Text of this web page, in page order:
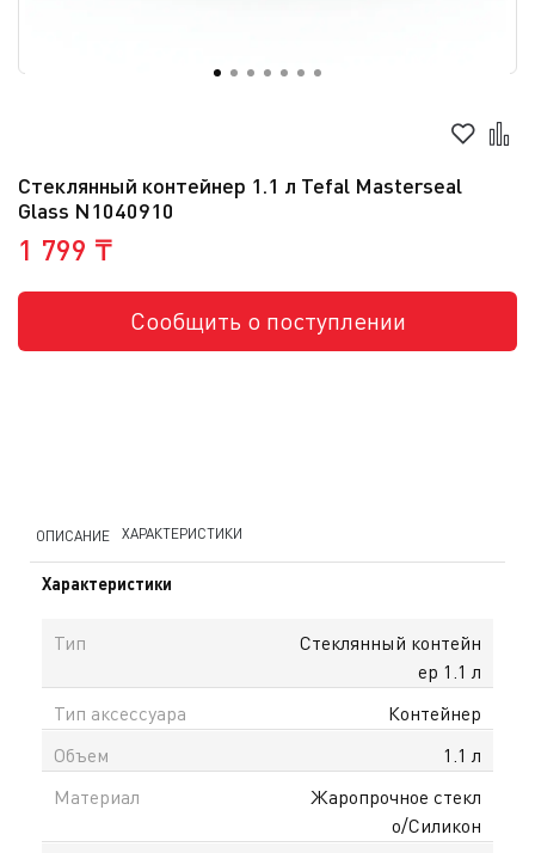
Стеклянный контейнер 1.1 л Tefal Masterseal
Glass N1040910
1 799 ₸
Сообщить о поступлении
ОПИСАНИЕ ХАРАКТЕРИСТИКИ
Характеристики
Тип
Стеклянный контейн
ер 1.1 л
Тип аксессуара
Контейнер
Объем
1.1 л
Материал
Жаропрочное стекл
о/Силикон